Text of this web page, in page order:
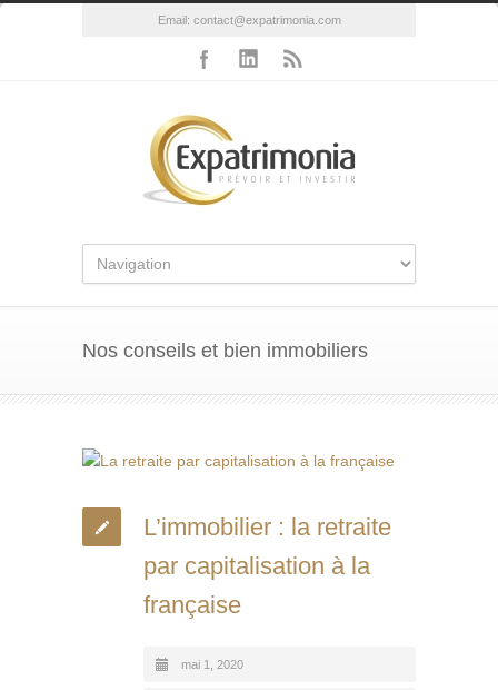
Email: contact@expatrimonia.com
Nos conseils et bien immobiliers
L’immobilier : la retraite
par capitalisation à la
française
mai 1, 2020